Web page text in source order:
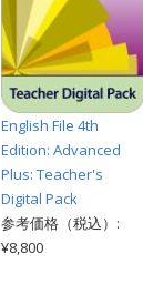
English File 4th
Edition: Advanced
Plus: Teacher's
Digital Pack
参考価格（税込）:
¥8,800